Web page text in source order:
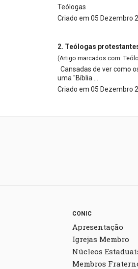
Teólogas
Criado em 05 Dezembro
2. Teólogas
(Artigo marcados com:
Cansadas de ver como
uma "Bíblia ...
Criado em 05 Dezembro
CONIC
Apresentação
Igrejas Membro
Núcleos
Membros